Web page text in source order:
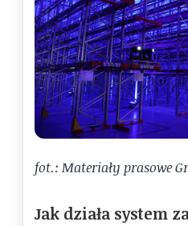
fot.: Materiały prasowe
Jak działa system